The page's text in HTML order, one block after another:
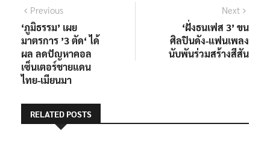
แนะแนว
เรื่อง
Previous
post:
‘ภูมิธรรม’ เผย
มาตรการ ’3 ตัด‘ ได้
ผล ลดปัญหาคอล
เซ็นเตอร์ชายแดน
ไทย-เมียนมา
Next
post:
‘ฝั่งธนเฟส 3’ ขน
ศิลปินดัง-แฟนเพลง
นับพันร่วมสร้างสีสัน
RELATED POSTS